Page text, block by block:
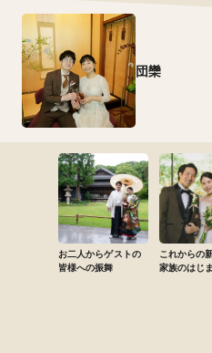
団欒
お二人からゲストの
皆様への振舞
これからの
家族のはじ